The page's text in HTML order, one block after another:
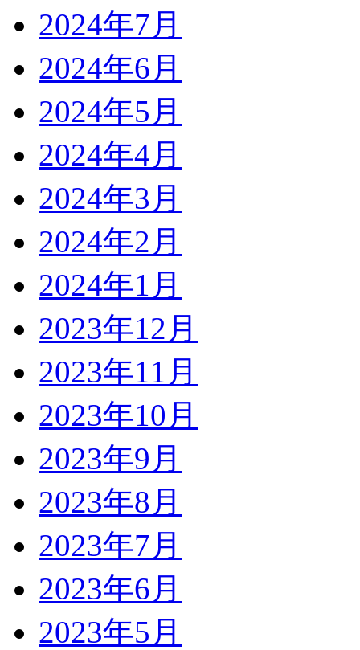
2024年7月
2024年6月
2024年5月
2024年4月
2024年3月
2024年2月
2024年1月
2023年12月
2023年11月
2023年10月
2023年9月
2023年8月
2023年7月
2023年6月
2023年5月